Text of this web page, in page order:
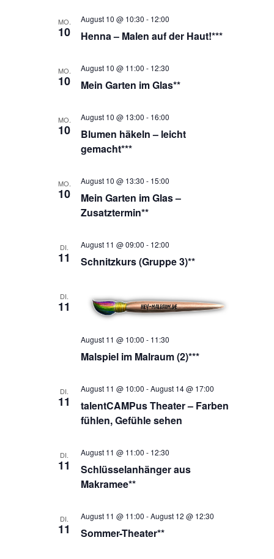
MO.
10 Henna – Malen auf der Haut!***
August 10 @ 10:30 - 12:00
MO.
10 Mein Garten im Glas**
August 10 @ 11:00 - 12:30
MO.
10
Blumen häkeln – leicht
gemacht***
August 10 @ 13:00 - 16:00
MO.
10
Mein Garten im Glas –
Zusatztermin**
August 10 @ 13:30 - 15:00
DI.
11 Schnitzkurs (Gruppe 3)**
August 11 @ 09:00 - 12:00
DI.
11
Malspiel im Malraum (2)***
August 11 @ 10:00 - 11:30
DI.
11
talentCAMPus Theater – Farben
fühlen, Gefühle sehen
August 11 @ 10:00 -August 14 @ 17:00
DI.
11
Schlüsselanhänger aus
Makramee**
August 11 @ 11:00 - 12:30
DI.
11 Sommer-Theater**
August 11 @ 11:00 -August 12 @ 12:30